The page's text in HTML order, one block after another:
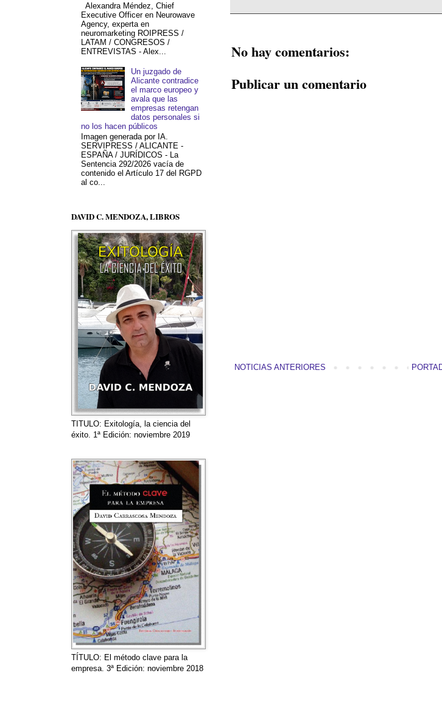
No hay comentarios:
Publicar un comentario
NOTICIAS ANTERIORES
Alexandra Méndez, Chief
Executive Officer en Neurowave
Agency, experta en
neuromarketing ROIPRESS /
LATAM / CONGRESOS /
ENTREVISTAS - Alex...
Un juzgado de
Alicante contradice
el marco europeo y
avala que las
empresas retengan
datos personales si
no los hacen públicos
Imagen generada por IA.
SERVIPRESS / ALICANTE -
ESPAÑA / JURÍDICOS - La
Sentencia 292/2026 vacía de
contenido el Artículo 17 del RGPD
al co...
DAVID C. MENDOZA, LIBROS
TITULO: Exitología, la ciencia del
éxito. 1ª Edición: noviembre 2019
TÍTULO: El método clave para la
empresa. 3ª Edición: noviembre 2018